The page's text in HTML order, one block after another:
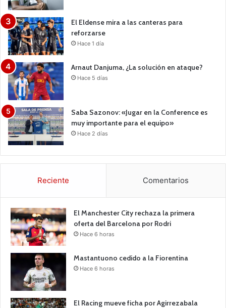
El Eldense mira a las canteras para
reforzarse
Hace 1 día
Arnaut Danjuma, ¿La solución en ataque?
Hace 5 días
Saba Sazonov: «Jugar en la Conference es
muy importante para el equipo»
Hace 2 días
Reciente Comentarios
El Manchester City rechaza la primera
oferta del Barcelona por Rodri
Hace 6 horas
Mastantuono cedido a la Fiorentina
Hace 6 horas
El Racing mueve ficha por Agirrezabala